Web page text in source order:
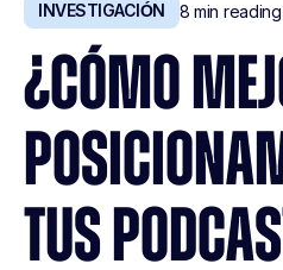
INVESTIGACIÓN 8 min reading
¿CÓMO
TUS